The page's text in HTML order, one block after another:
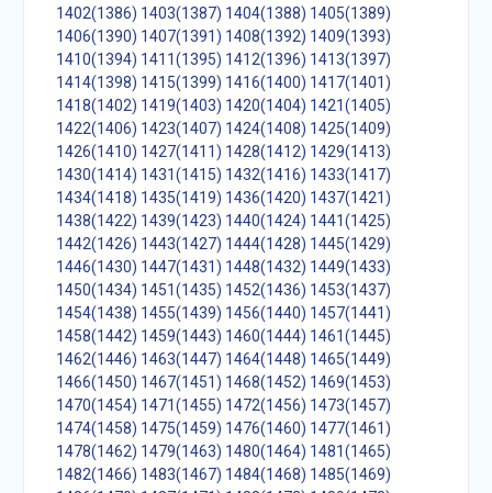
1402(1386) 1403(1387) 1404(1388) 1405(1389)
1406(1390) 1407(1391) 1408(1392) 1409(1393)
1410(1394) 1411(1395) 1412(1396) 1413(1397)
1414(1398) 1415(1399) 1416(1400) 1417(1401)
1418(1402) 1419(1403) 1420(1404) 1421(1405)
1422(1406) 1423(1407) 1424(1408) 1425(1409)
1426(1410) 1427(1411) 1428(1412) 1429(1413)
1430(1414) 1431(1415) 1432(1416) 1433(1417)
1434(1418) 1435(1419) 1436(1420) 1437(1421)
1438(1422) 1439(1423) 1440(1424) 1441(1425)
1442(1426) 1443(1427) 1444(1428) 1445(1429)
1446(1430) 1447(1431) 1448(1432) 1449(1433)
1450(1434) 1451(1435) 1452(1436) 1453(1437)
1454(1438) 1455(1439) 1456(1440) 1457(1441)
1458(1442) 1459(1443) 1460(1444) 1461(1445)
1462(1446) 1463(1447) 1464(1448) 1465(1449)
1466(1450) 1467(1451) 1468(1452) 1469(1453)
1470(1454) 1471(1455) 1472(1456) 1473(1457)
1474(1458) 1475(1459) 1476(1460) 1477(1461)
1478(1462) 1479(1463) 1480(1464) 1481(1465)
1482(1466) 1483(1467) 1484(1468) 1485(1469)